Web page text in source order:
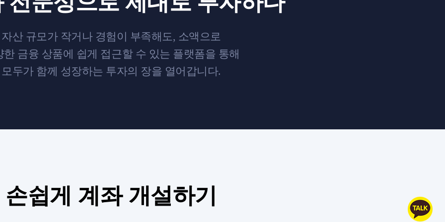
자산 규모가 작거나 경험이 부족해도, 소액으로
한 금융 상품에 쉽게 접근할 수 있는 플랫폼을 통해
모두가 함께 성장하는 투자의 장을 열어갑니다.
손쉽게 계좌 개설하기